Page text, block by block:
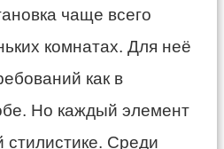
чаще всего
комнатах. Для неё
как в
Но каждый элемент
Среди